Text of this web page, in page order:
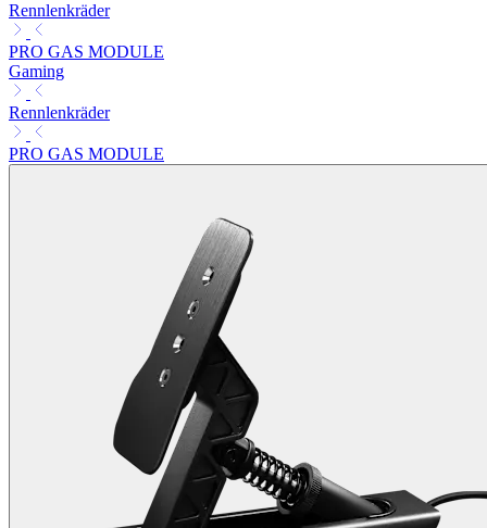
Rennlenkräder
PRO GAS MODULE
Gaming
Rennlenkräder
PRO GAS MODULE